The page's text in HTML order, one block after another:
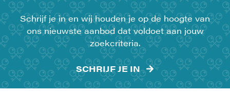
Schrijf je in en wij houden je op de hoogte van
ons nieuwste aanbod dat voldoet aan jouw
zoekcriteria.
SCHRIJF JE IN